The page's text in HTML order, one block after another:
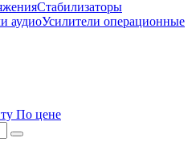
Стабилизаторы
аудиоУсилители операционные
По цене